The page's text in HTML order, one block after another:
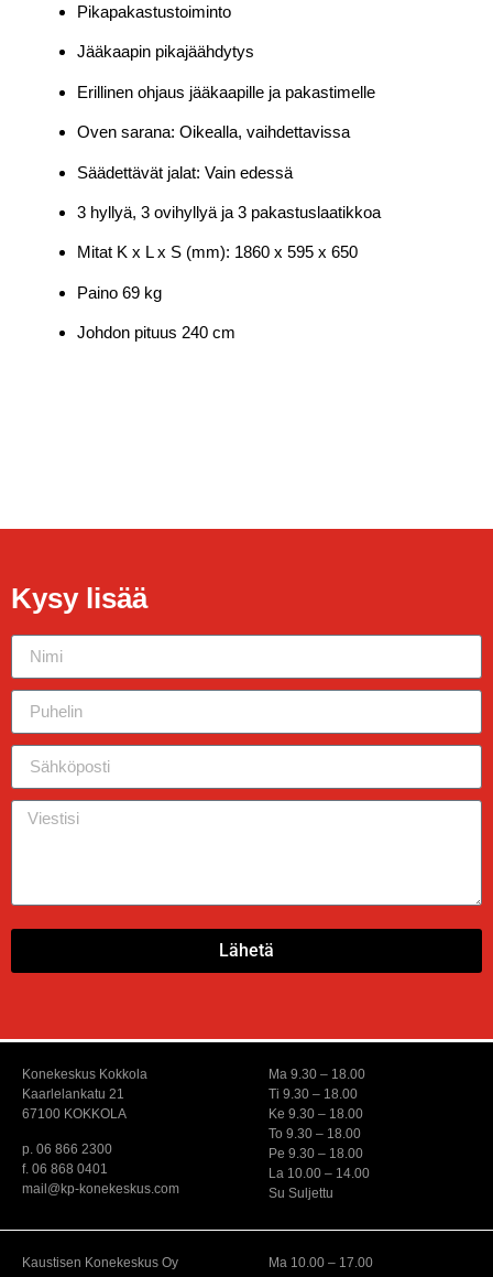
Pikapakastustoiminto
Jääkaapin pikajäähdytys
Erillinen ohjaus jääkaapille ja pakastimelle
Oven sarana: Oikealla, vaihdettavissa
Säädettävät jalat: Vain edessä
3 hyllyä, 3 ovihyllyä ja 3 pakastuslaatikkoa
Mitat K x L x S (mm): 1860 x 595 x 650
Paino 69 kg
Johdon pituus 240 cm
Kysy lisää
Lähetä
Konekeskus Kokkola
Kaarlelankatu 21
67100 KOKKOLA
p. 06 866 2300
f. 06 868 0401
mail@kp-konekeskus.com
Ma 9.30 – 18.00
Ti 9.30 – 18.00
Ke 9.30 – 18.00
To 9.30 – 18.00
Pe 9.30 – 18.00
La 10.00 – 14.00
Su Suljettu
Kaustisen Konekeskus Oy
Ma 10.00 – 17.00